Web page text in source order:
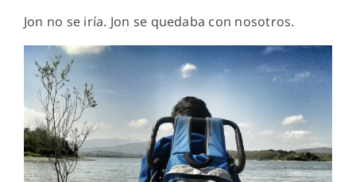
Jon no se iría. Jon se quedaba con nosotros.